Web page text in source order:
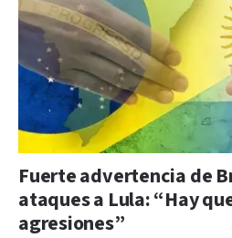
Fuerte advertencia de
ataques a Lula: “Hay
agresiones”